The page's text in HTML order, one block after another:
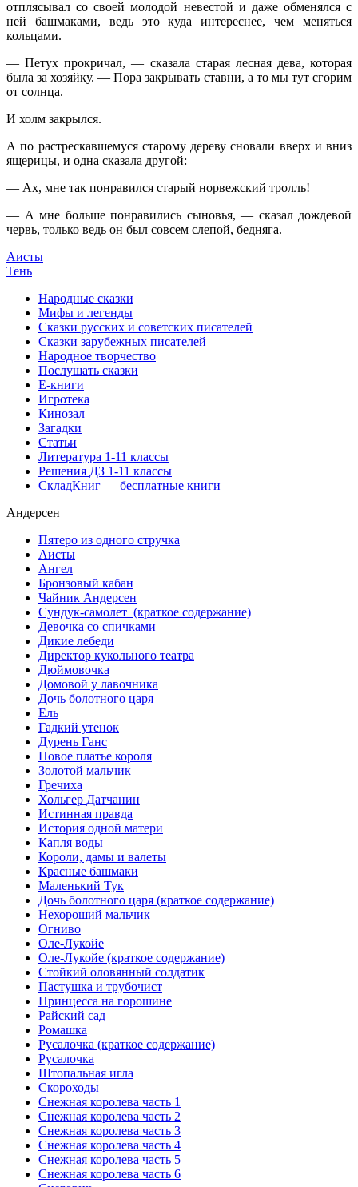
отплясывал со своей молодой невестой и даже обменялся с
ней башмаками, ведь это куда интереснее, чем меняться
кольцами.
— Петух прокричал, — сказала старая лесная дева, которая
была за хозяйку. — Пора закрывать ставни, а то мы тут сгорим
от солнца.
И холм закрылся.
А по растрескавшемуся старому дереву сновали вверх и вниз
ящерицы, и одна сказала другой:
— Ах, мне так понравился старый норвежский тролль!
— А мне больше понравились сыновья, — сказал дождевой
червь, только ведь он был совсем слепой, бедняга.
Аисты
Тень
Народные сказки
Мифы и легенды
Сказки русских и советских писателей
Сказки зарубежных писателей
Народное творчество
Послушать сказки
Е-книги
Игротека
Кинозал
Загадки
Статьи
Литература 1-11 классы
Решения ДЗ 1-11 классы
СкладКниг — бесплатные книги
Андерсен
Пятеро из одного стручка
Аисты
Ангел
Бронзовый кабан
Чайник Андерсен
Сундук-самолет (краткое содержание)
Девочка со спичками
Дикие лебеди
Директор кукольного театра
Дюймовочка
Домовой у лавочника
Дочь болотного царя
Ель
Гадкий утенок
Дурень Ганс
Новое платье короля
Золотой мальчик
Гречиха
Хольгер Датчанин
Истинная правда
История одной матери
Капля воды
Короли, дамы и валеты
Красные башмаки
Маленький Тук
Дочь болотного царя (краткое содержание)
Нехороший мальчик
Огниво
Оле-Лукойе
Оле-Лукойе (краткое содержание)
Стойкий оловянный солдатик
Пастушка и трубочист
Принцесса на горошине
Райский сад
Ромашка
Русалочка (краткое содержание)
Русалочка
Штопальная игла
Скороходы
Снежная королева часть 1
Снежная королева часть 2
Снежная королева часть 3
Снежная королева часть 4
Снежная королева часть 5
Снежная королева часть 6